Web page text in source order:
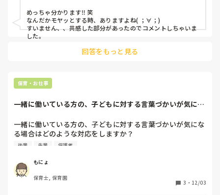
めっちゃ分かります‼︎ 笑
なんだかモヤッとする時、ありますよね( ；∀；)
すいません、、共感した部分があったのでコメントしちゃいま
した。
回答をもっと見る
保育・お仕事
一緒に働いている方の、子どもに対する言葉づかいが気にな
一緒に働いている方の、子どもに対する言葉づかいが気にな
る場合はどのような対応をしますか？
対応方法があれば教えて欲しいです！
※気になるの度合い→保護者が聞いて不信感を抱くような言
後輩 先輩 保護者
もにょ
保育士, 保育園
3 ・ 12/03